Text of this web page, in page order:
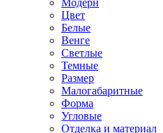
Модерн
Цвет
Белые
Венге
Светлые
Темные
Размер
Малогабаритные
Форма
Угловые
Отделка и материал